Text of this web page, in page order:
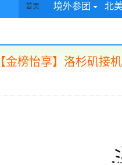
首页 境外参团 北
【金榜怡享】洛杉矶接